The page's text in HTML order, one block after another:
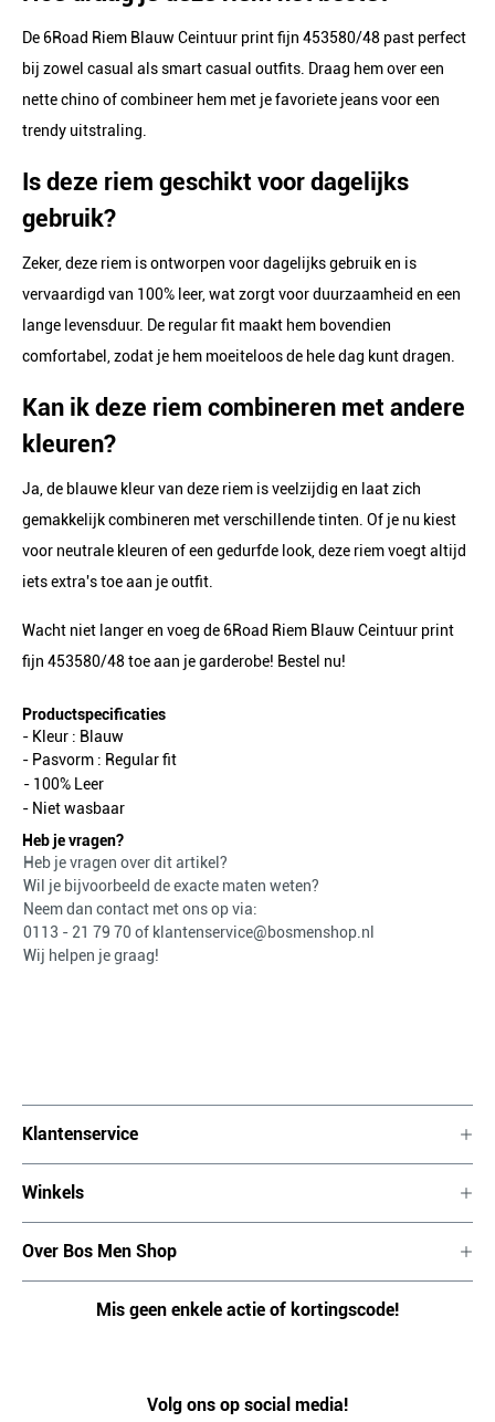
De 6Road Riem Blauw Ceintuur print fijn 453580/48 past perfect
bij zowel casual als smart casual outfits. Draag hem over een
nette chino of combineer hem met je favoriete jeans voor een
trendy uitstraling.
Is deze riem geschikt voor dagelijks
gebruik?
Zeker, deze riem is ontworpen voor dagelijks gebruik en is
vervaardigd van 100% leer, wat zorgt voor duurzaamheid en een
lange levensduur. De regular fit maakt hem bovendien
comfortabel, zodat je hem moeiteloos de hele dag kunt dragen.
Kan ik deze riem combineren met andere
kleuren?
Ja, de blauwe kleur van deze riem is veelzijdig en laat zich
gemakkelijk combineren met verschillende tinten. Of je nu kiest
voor neutrale kleuren of een gedurfde look, deze riem voegt altijd
iets extra's toe aan je outfit.
Wacht niet langer en voeg de 6Road Riem Blauw Ceintuur print
fijn 453580/48 toe aan je garderobe! Bestel nu!
Productspecificaties
- Kleur : Blauw
- Pasvorm : Regular fit
- 100% Leer
- Niet wasbaar
Heb je vragen?
Heb je vragen over dit artikel?
Wil je bijvoorbeeld de exacte maten weten?
Neem dan contact met ons op via:
0113 - 21 79 70 of klantenservice@bosmenshop.nl
Wij helpen je graag!
Klantenservice
Winkels
Over Bos Men Shop
Mis geen enkele actie of kortingscode!
Volg ons op social media!